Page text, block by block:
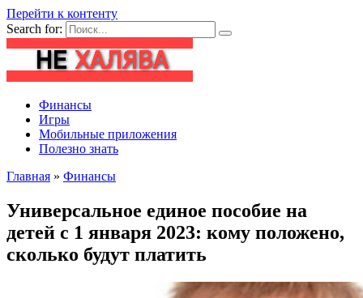
Перейти к контенту
Search for:
Финансы
Игры
Мобильные приложения
Полезно знать
Главная » Финансы
Универсальное единое пособие на
детей с 1 января 2023: кому положено,
сколько будут платить